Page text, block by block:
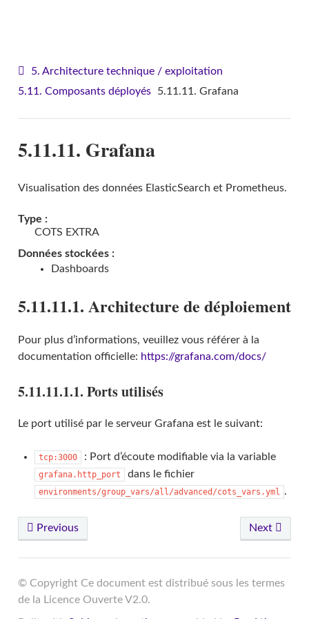
5. Architecture technique / exploitation
5.11. Composants déployés
5.11.11. Grafana
5.11.11. Grafana
Visualisation des données ElasticSearch et Prometheus.
Type :
COTS EXTRA
Données stockées :
Dashboards
5.11.11.1. Architecture de déploiement
Pour plus d’informations, veuillez vous référer à la
documentation officielle: https://grafana.com/docs/
5.11.11.1.1. Ports utilisés
Le port utilisé par le serveur Grafana est le suivant:
tcp:3000 : Port d’écoute modifiable via la variable
grafana.http_port dans le fichier
environments/group_vars/all/advanced/cots_vars.yml .
Previous Next
© Copyright Ce document est distribué sous les termes
de la Licence Ouverte V2.0.